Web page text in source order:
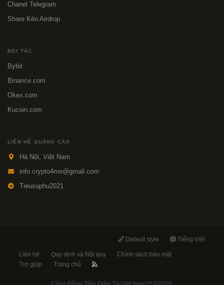
Chanel Telegram
Share Kèo Airdrop
ĐỐI TÁC
Bybit
Binance.com
Okex.com
Kucoin.com
LIÊN HỆ QUẢNG CÁO
Hà Nội, Việt Nam
info.crypto4me@gmail.com
Tieusuphu2021
Default style Tiếng Việt
Liên hệ Quy định và Nội quy
Chính sách bảo mật
Trợ giúp
Trang chủ